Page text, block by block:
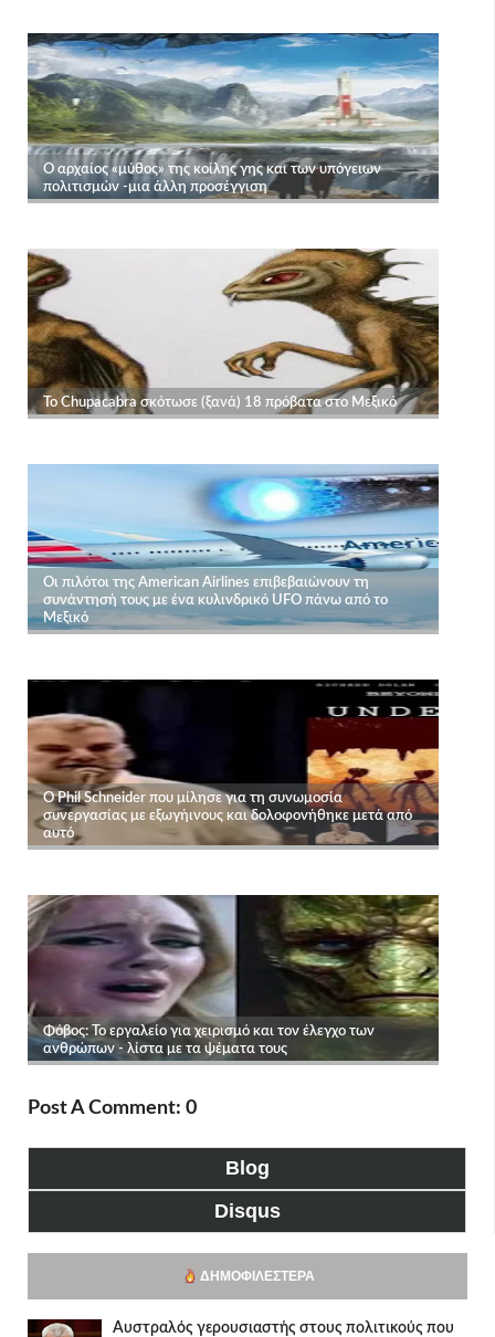
Post A Comment: 0
Blog
Disqus
ΔΗΜΟΦΙΛΈΣΤΕΡΑ
Αυστραλός γερουσιαστής στους πολιτικούς που